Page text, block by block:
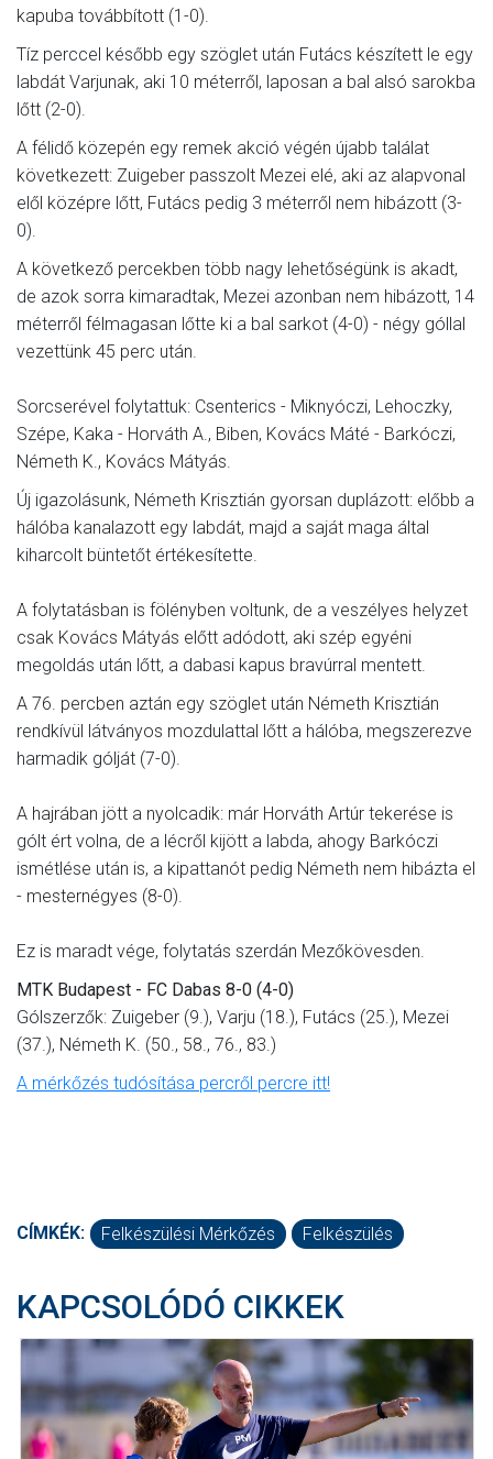
kapuba továbbított (1-0).
Tíz perccel később egy szöglet után Futács készített le egy
labdát Varjunak, aki 10 méterről, laposan a bal alsó sarokba
lőtt (2-0).
A félidő közepén egy remek akció végén újabb találat
következett: Zuigeber passzolt Mezei elé, aki az alapvonal
elől középre lőtt, Futács pedig 3 méterről nem hibázott (3-
0).
A következő percekben több nagy lehetőségünk is akadt,
de azok sorra kimaradtak, Mezei azonban nem hibázott, 14
méterről félmagasan lőtte ki a bal sarkot (4-0) - négy góllal
vezettünk 45 perc után.
Sorcserével folytattuk: Csenterics - Miknyóczi, Lehoczky,
Szépe, Kaka - Horváth A., Biben, Kovács Máté - Barkóczi,
Németh K., Kovács Mátyás.
Új igazolásunk, Németh Krisztián gyorsan duplázott: előbb a
hálóba kanalazott egy labdát, majd a saját maga által
kiharcolt büntetőt értékesítette.
A folytatásban is fölényben voltunk, de a veszélyes helyzet
csak Kovács Mátyás előtt adódott, aki szép egyéni
megoldás után lőtt, a dabasi kapus bravúrral mentett.
A 76. percben aztán egy szöglet után Németh Krisztián
rendkívül látványos mozdulattal lőtt a hálóba, megszerezve
harmadik gólját (7-0).
A hajrában jött a nyolcadik: már Horváth Artúr tekerése is
gólt ért volna, de a lécről kijött a labda, ahogy Barkóczi
ismétlése után is, a kipattanót pedig Németh nem hibázta el
- mesternégyes (8-0).
Ez is maradt vége, folytatás szerdán Mezőkövesden.
MTK Budapest - FC Dabas 8-0 (4-0)
Gólszerzők: Zuigeber (9.), Varju (18.), Futács (25.), Mezei
(37.), Németh K. (50., 58., 76., 83.)
A mérkőzés tudósítása percről percre itt!
CÍMKÉK: Felkészülési Mérkőzés Felkészülés
KAPCSOLÓDÓ CIKKEK